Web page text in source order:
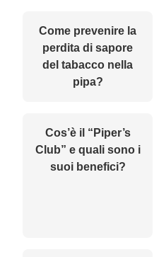
Come prevenire la
perdita di sapore
del tabacco nella
pipa?
Cos’è il “Piper’s
Club” e quali sono i
suoi benefici?